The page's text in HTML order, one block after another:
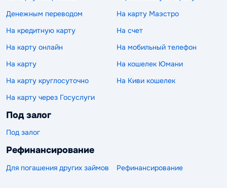
Денежным переводом
На карту Маэстро
На кредитную карту
На счет
На карту онлайн
На мобильный телефон
На карту
На кошелек Юмани
На карту круглосуточно
На Киви кошелек
На карту через Госуслуги
Под залог
Под залог
Рефинансирование
Для погашения других займов Рефинансирование